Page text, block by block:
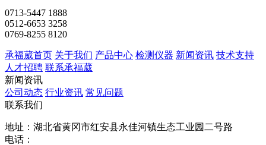
0713-5447 1888
0512-6653 3258
0769-8255 8120
承福葳首页 关于我们 产品中心 检测仪器 新闻资讯 技术支持
人才招聘 联系承福葳
新闻资讯
公司动态 行业资讯 常见问题
联系我们
地址：湖北省黄冈市红安县永佳河镇生态工业园二号路
电话：